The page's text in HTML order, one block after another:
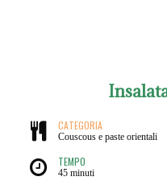
CATEGORIA
Couscous e paste orientali
TEMPO
45 minuti